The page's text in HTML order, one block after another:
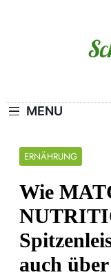
MENU
ERNÄHRUNG
Wie
auch